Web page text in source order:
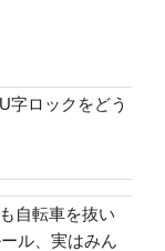
字ロックをどう
自転車を抜い
ル、実はみん